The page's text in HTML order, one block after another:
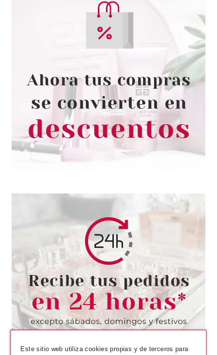
CATRICE
CATRICE FINDING DORY TINTE
PARA LABIOS Y MEJILLAS 020
Pvr 5.69€
-13%
desde
4.95€
CATRICE
CATRICE CLEAN ID BROCHA
PARA ILUMINADOR
Pvr 5.69€
-21%
desde
4.50€
Este sitio web utiliza cookies propias y de terceros para